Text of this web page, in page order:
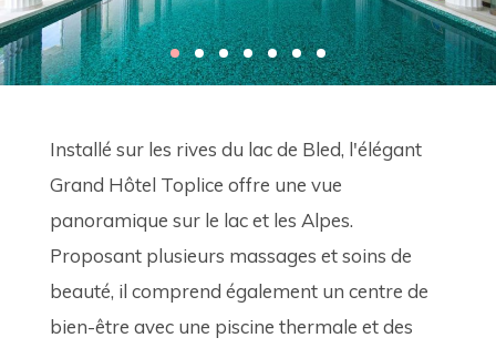
Installé sur les rives du lac de Bled, l'élégant
Grand Hôtel Toplice offre une vue
panoramique sur le lac et les Alpes.
Proposant plusieurs massages et soins de
beauté, il comprend également un centre de
bien-être avec une piscine thermale et des